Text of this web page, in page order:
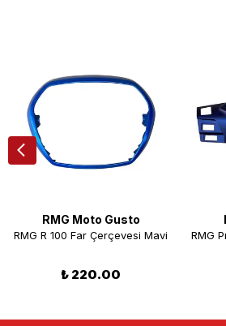
RMG Moto Gusto
RMG R 100 Far Çerçevesi Mavi
₺ 220.00